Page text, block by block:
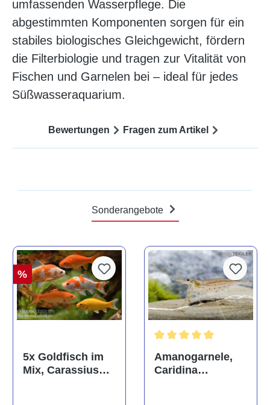
umfassenden Wasserpflege. Die
abgestimmten Komponenten sorgen für ein
stabiles biologisches Gleichgewicht, fördern
die Filterbiologie und tragen zur Vitalität von
Fischen und Garnelen bei – ideal für jedes
Süßwasseraquarium.
Bewertungen Fragen zum Artikel
Sonderangebote
%
5x Goldfisch im
Mix, Carassius
Amanogarnele,
Caridina